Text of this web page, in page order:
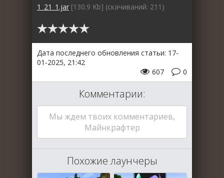
1_21_1.jar [130.9 Kb] (cкачиваний: 211)
Дата последнего обновления статьи: 17-
01-2025, 21:42
0
607
Комментарии:
Мы ждем твоих комментариев,
Майнкрафтер
Похожие лаунчеры